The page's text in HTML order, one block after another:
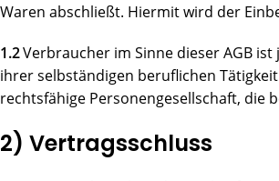
Waren abschließt. Hiermit wird der
1.2Verbraucher im Sinne dieser AGB
ihrer selbständigen beruflichen
rechtsfähige Personengesellschaft, die
2) Vertragsschluss